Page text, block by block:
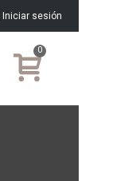
Iniciar sesión
0